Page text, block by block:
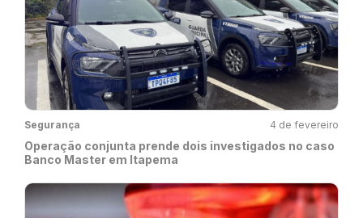
Segurança 4 de fevereiro
Operação conjunta prende dois investigados no caso
Banco Master em Itapema